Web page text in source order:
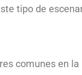
tipo de
comunes en